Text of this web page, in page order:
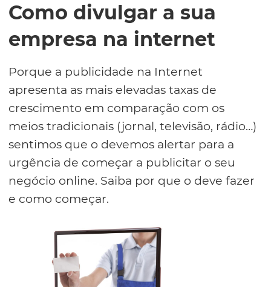
Como divulgar a sua
empresa na internet
Porque a publicidade na Internet
apresenta as mais elevadas taxas de
crescimento em comparação com os
meios tradicionais (jornal, televisão, rádio…)
sentimos que o devemos alertar para a
urgência de começar a publicitar o seu
negócio online. Saiba por que o deve fazer
e como começar.